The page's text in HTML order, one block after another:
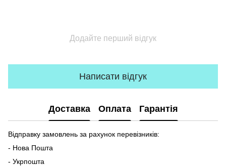
Додайте перший відгук
Написати відгук
Доставка Оплата Гарантія
Відправку замовлень за рахунок перевізників:
- Нова Пошта
- Укрпошта